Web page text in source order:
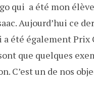
qui a été mon
Aujourd’hui ce
a été également Prix
que quelques
C’est un de nos